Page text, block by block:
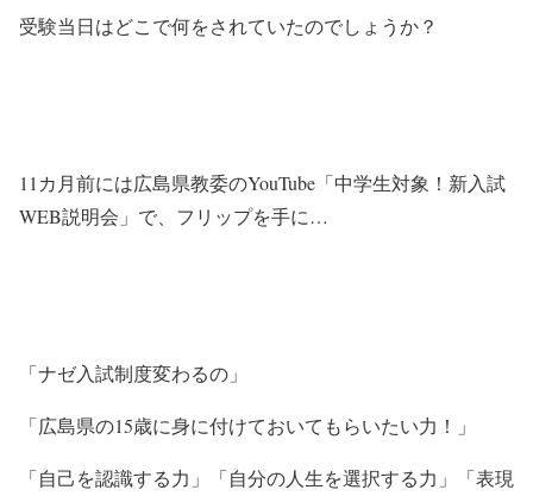
受験当日はどこで何をされていたのでしょうか？
11カ月前には広島県教委のYouTube「中学生対象！新入試
WEB説明会」で、フリップを手に…
「ナゼ入試制度変わるの」
「広島県の15歳に身に付けておいてもらいたい力！」
「自己を認識する力」「自分の人生を選択する力」「表現